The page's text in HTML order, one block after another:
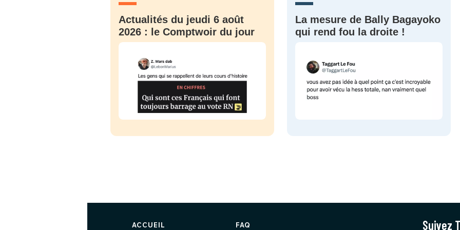
Actualités du jeudi 6 août
2026 : le Comptwoir du jour
La mesure de Bally Bagayoko
qui rend fou la droite !
ACCUEIL FAQ Suivez